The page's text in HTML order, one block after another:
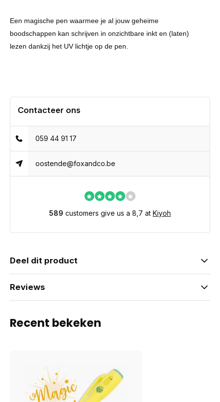
Een magische pen waarmee je al jouw geheime
boodschappen kan schrijven in onzichtbare inkt en (laten)
lezen dankzij het UV lichtje op de pen.
Contacteer ons
059 44 91 17
oostende@foxandco.be
589 customers give us a 8,7 at Kiyoh
Deel dit product
Reviews
Recent bekeken